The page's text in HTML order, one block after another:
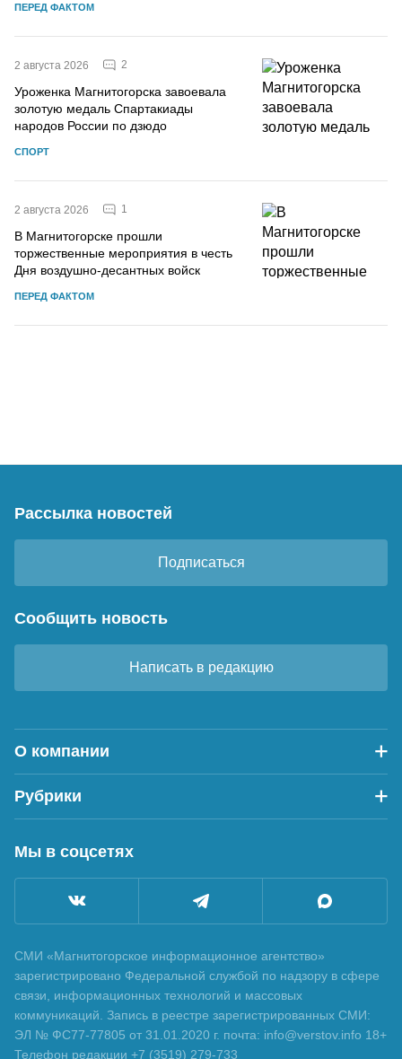
ПЕРЕД ФАКТОМ
2 августа 2026 2
Уроженка Магнитогорска завоевала
золотую медаль Спартакиады
народов России по дзюдо
СПОРТ
2 августа 2026 1
В Магнитогорске прошли
торжественные мероприятия в честь
Дня воздушно-десантных войск
ПЕРЕД ФАКТОМ
Рассылка новостей
Подписаться
Сообщить новость
Написать в редакцию
О компании
Рубрики
Мы в соцсетях
СМИ «Магнитогорское информационное агентство»
зарегистрировано Федеральной службой по надзору в сфере
связи, информационных технологий и массовых
коммуникаций. Запись в реестре зарегистрированных СМИ:
ЭЛ № ФС77-77805 от 31.01.2020 г. почта: info@verstov.info 18+
Телефон редакции +7 (3519) 279-733